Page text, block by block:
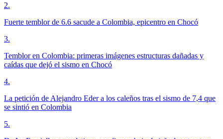
2.
Fuerte temblor de 6.6 sacude a Colombia, epicentro en Chocó
3.
Temblor en Colombia: primeras imágenes estructuras dañadas y
caídas que dejó el sismo en Chocó
4.
La petición de Alejandro Eder a los caleños tras el sismo de 7,4 que
se sintió en Colombia
5.